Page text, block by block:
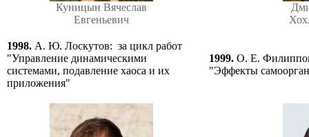
Куницын Вячеслав
Евгеньевич
1998. А. Ю. Лоскутов: за цикл работ
"Управление динамическими
системами, подавление хаоса и их
приложения"
1999. О. Е.
"Эффекты